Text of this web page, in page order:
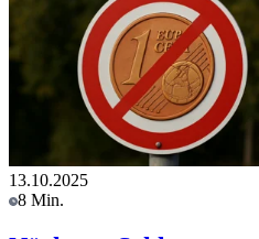
13.10.2025
8 Min.